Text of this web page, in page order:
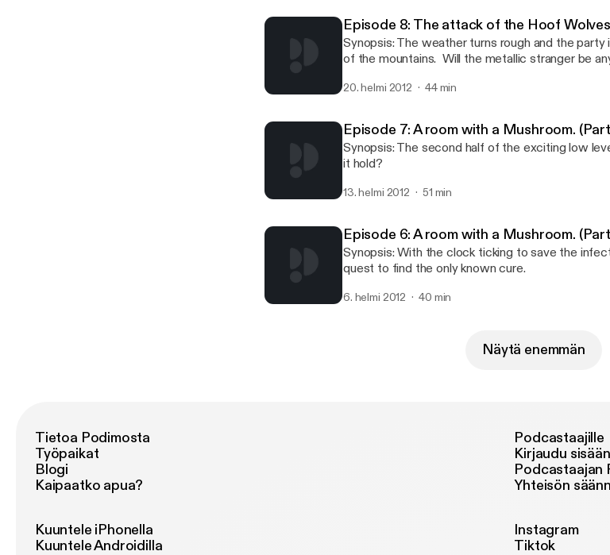
Episode 8: The attack of the Hoof Wolves
Synopsis: The weather turns rough and the
of the mountains. Will the metallic stranger be
20. helmi 2012 44 min
Episode 7: A room with a Mushroom.
Synopsis: The second half of the exciting low
it hold?
13. helmi 2012 51 min
Episode 6: A room with a Mushroom. (Part
Synopsis: With the clock ticking to save the
quest to find the only known cure.
6. helmi 2012 40 min
Näytä enemmän
Tietoa Podimosta
Työpaikat
Blogi
Kaipaatko apua?
Podcastaajille
Kirjaudu
Podcastaajan
Yhteisön
Kuuntele iPhonella
Kuuntele Androidilla
Instagram
Tiktok